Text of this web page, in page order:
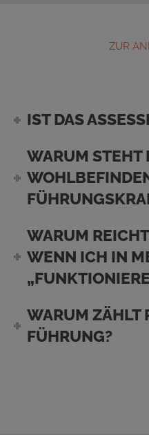
ZUR
IST DAS
WARUM STEHT
WARUM
WENN ICH IN
WARUM ZÄHLT
FÜHRUNG?